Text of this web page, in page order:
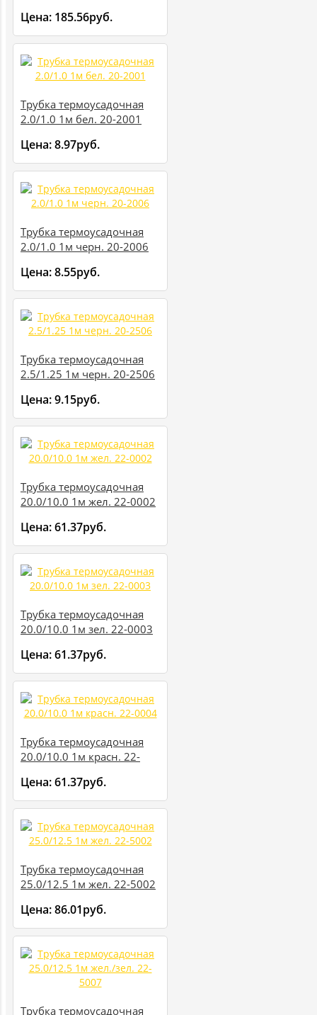
Цена: 185.56руб.
Трубка термоусадочная
2.0/1.0 1м бел. 20-2001
Цена:8.97руб.
Трубка термоусадочная
2.0/1.0 1м черн. 20-2006
Цена:8.55руб.
Трубка термоусадочная
2.5/1.25 1м черн. 20-2506
Цена:9.15руб.
Трубка термоусадочная
20.0/10.0 1м жел. 22-0002
Цена:61.37руб.
Трубка термоусадочная
20.0/10.0 1м зел. 22-0003
Цена:61.37руб.
Трубка термоусадочная
20.0/10.0 1м красн. 22-
Цена:61.37руб.
Трубка термоусадочная
25.0/12.5 1м жел. 22-5002
Цена:86.01руб.
Трубка термоусадочная